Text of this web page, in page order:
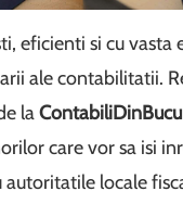
eficienti si cu vasta
ale contabilitatii.
la
care vor sa isi
locale